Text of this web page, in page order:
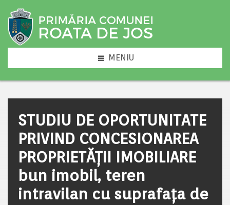
MENIU
STUDIU DE OPORTUNITATE
PRIVIND CONCESIONAREA
PROPRIETĂȚII IMOBILIARE
bun imobil, teren
intravilan cu suprafața de